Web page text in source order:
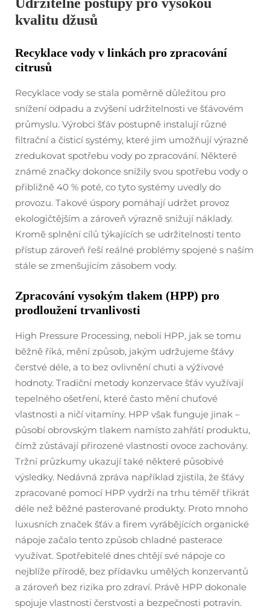
kvalitu džusů
Recyklace vody v linkách pro zpracování
citrusů
Recyklace vody se stala poměrně důležitou pro
snížení odpadu a zvýšení udržitelnosti ve šťávovém
průmyslu. Výrobci šťáv postupně instalují různé
filtrační a čisticí systémy, které jim umožňují výrazně
zredukovat spotřebu vody po zpracování. Některé
známé značky dokonce snížily svou spotřebu vody o
přibližně 40 % poté, co tyto systémy uvedly do
provozu. Takové úspory pomáhají udržet provoz
ekologičtějším a zároveň výrazně snižují náklady.
Kromě splnění cílů týkajících se udržitelnosti tento
přístup zároveň řeší reálné problémy spojené s naším
stále se zmenšujícím zásobem vody.
Zpracování vysokým tlakem (HPP) pro
prodloužení trvanlivosti
High Pressure Processing, neboli HPP, jak se tomu
běžně říká, mění způsob, jakým udržujeme šťávy
čerstvé déle, a to bez ovlivnění chuti a výživové
hodnoty. Tradiční metody konzervace šťáv využívají
tepelného ošetření, které často mění chuťové
vlastnosti a ničí vitamíny. HPP však funguje jinak –
působí obrovským tlakem namísto zahřátí produktu,
čímž zůstávají přirozené vlastnosti ovoce zachovány.
Tržní průzkumy ukazují také některé působivé
výsledky. Nedávná zpráva například zjistila, že šťávy
zpracované pomocí HPP vydrží na trhu téměř třikrát
déle než běžné pasterované produkty. Proto mnoho
luxusních značek šťáv a firem vyrábějících organické
nápoje začalo tento způsob chladné pasterace
využívat. Spotřebitelé dnes chtějí své nápoje co
nejblíže přírodě, bez přídavku umělých konzervantů
a zároveň bez rizika pro zdraví. Právě HPP dokonale
spojuje vlastnosti čerstvosti a bezpečnosti potravin.